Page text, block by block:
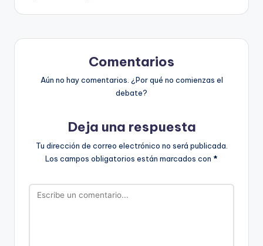
Comentarios
Aún no hay comentarios. ¿Por qué no comienzas el
debate?
Deja una respuesta
Tu dirección de correo electrónico no será publicada.
Los campos obligatorios están marcados con *